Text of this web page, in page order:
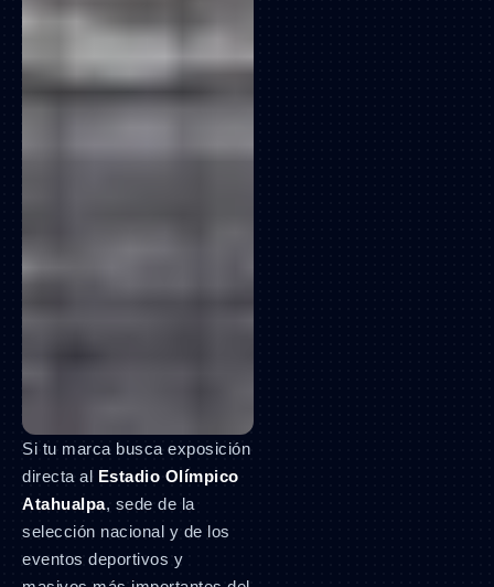
Si tu marca busca exposición
directa al Estadio Olímpico
Atahualpa, sede de la
selección nacional y de los
eventos deportivos y